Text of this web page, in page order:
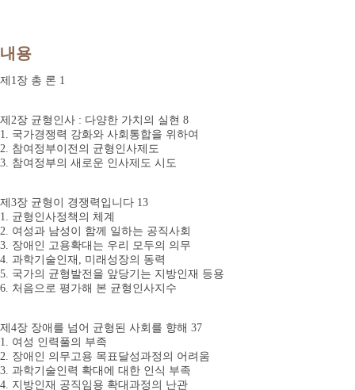
내용
제1장 총 론 1
제2장 균형인사 : 다양한 가치의 실현 8
1. 국가경쟁력 강화와 사회통합을 위하여
2. 참여정부이전의 균형인사제도
3. 참여정부의 새로운 인사제도 시도
제3장 균형이 경쟁력입니다 13
1. 균형인사정책의 체계
2. 여성과 남성이 함께 일하는 공직사회
3. 장애인 고용확대는 우리 모두의 의무
4. 과학기술인재, 미래성장의 동력
5. 국가의 균형발전을 앞당기는 지방인재 등용
6. 처음으로 평가해 본 균형인사지수
제4장 장애를 넘어 균형된 사회를 향해 37
1. 여성 인력풀의 부족
2. 장애인 의무고용 목표달성과정의 어려움
3. 과학기술인력 확대에 대한 인식 부족
4. 지방인재 공직임용 확대과정의 난관